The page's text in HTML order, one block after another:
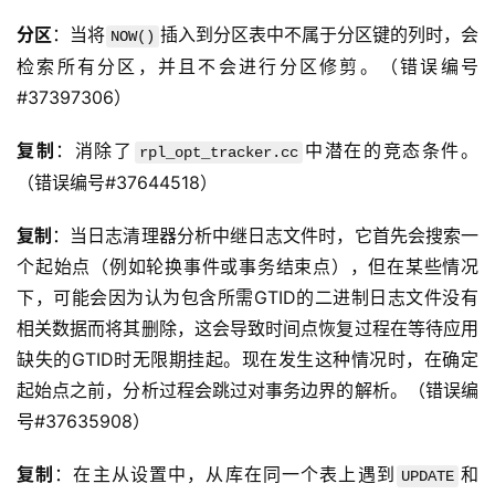
分区 ：当将 NOW() 插入到分区表中不属于分区键的列时，会
检索所有分区，并且不会进行分区修剪。（错误编号
#37397306）
复制 ：消除了 rpl_opt_tracker.cc 中潜在的竞态条件。
（错误编号#37644518）
复制 ：当日志清理器分析中继日志文件时，它首先会搜索一
个起始点（例如轮换事件或事务结束点），但在某些情况
下，可能会因为认为包含所需GTID的二进制日志文件没有
相关数据而将其删除，这会导致时间点恢复过程在等待应用
缺失的GTID时无限期挂起。现在发生这种情况时，在确定
起始点之前，分析过程会跳过对事务边界的解析。（错误编
号#37635908）
复制 ：在主从设置中，从库在同一个表上遇到 UPDATE 和